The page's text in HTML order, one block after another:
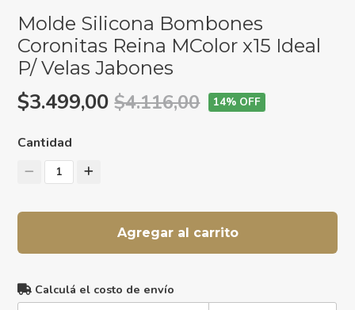
Molde Silicona Bombones
Coronitas Reina MColor x15 Ideal
P/ Velas Jabones
$3.499,00$4.116,00 14% OFF
Cantidad
1
Agregar al carrito
Calculá el costo de envío